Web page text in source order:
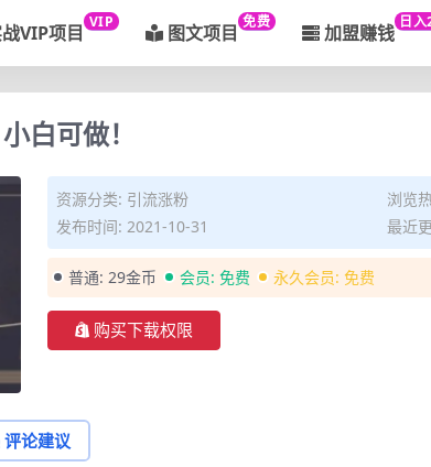
VIP项目 VIP 图文项目 免费 加盟赚钱 日
白可做！
资源分类: 引流涨粉
浏览
发布时间: 2021-10-31
最近
普通: 29金币 会员: 免费 永久会员: 免费
购买下载权限
评论建议